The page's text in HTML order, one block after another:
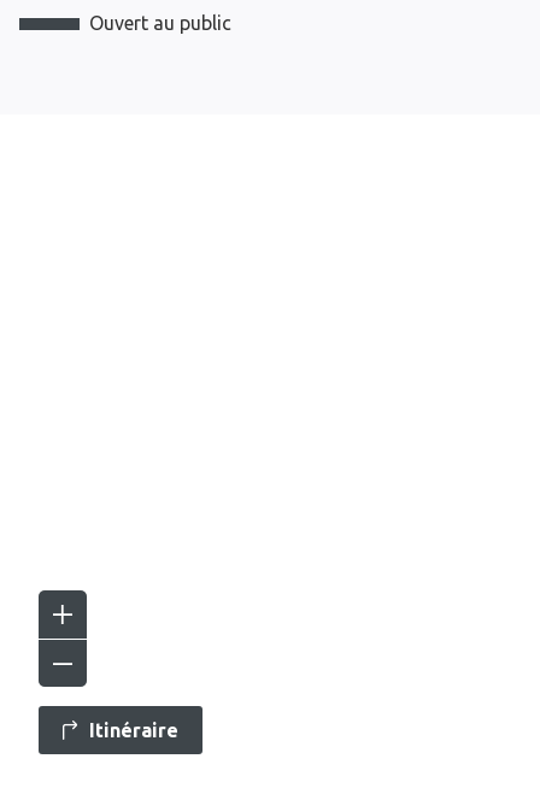
Ouvert au public
Itinéraire